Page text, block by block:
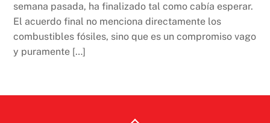
semana pasada, ha finalizado tal como cabía esperar.
El acuerdo final no menciona directamente los
combustibles fósiles, sino que es un compromiso vago
y puramente […]